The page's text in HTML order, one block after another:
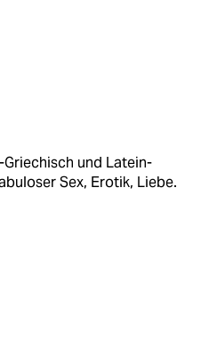
und Latein-
Sex, Erotik, Liebe.